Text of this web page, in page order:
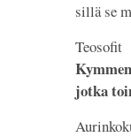
sillä se
jotka